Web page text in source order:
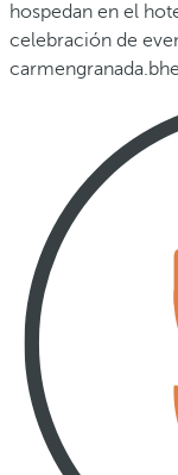
hospedan en el
celebración de